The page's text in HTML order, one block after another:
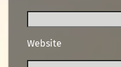
Website